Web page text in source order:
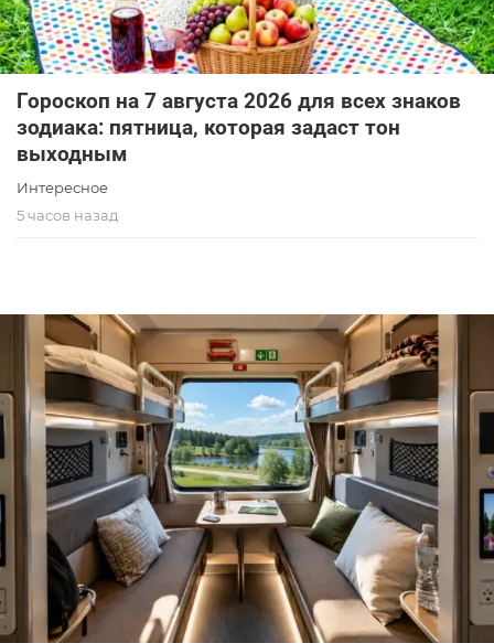
Гороскоп на 7 августа 2026 для всех знаков
зодиака: пятница, которая задаст тон
выходным
Интересное
5 часов назад